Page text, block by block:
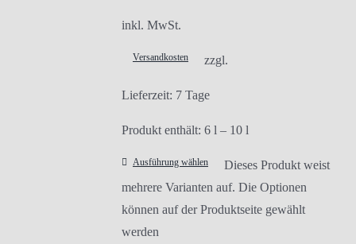
inkl. MwSt.
zzgl.
Versandkosten
Lieferzeit: 7 Tage
Produkt enthält: 6 l – 10 l
Ausführung wählen
Dieses Produkt weist
mehrere Varianten auf. Die Optionen
können auf der Produktseite gewählt
werden